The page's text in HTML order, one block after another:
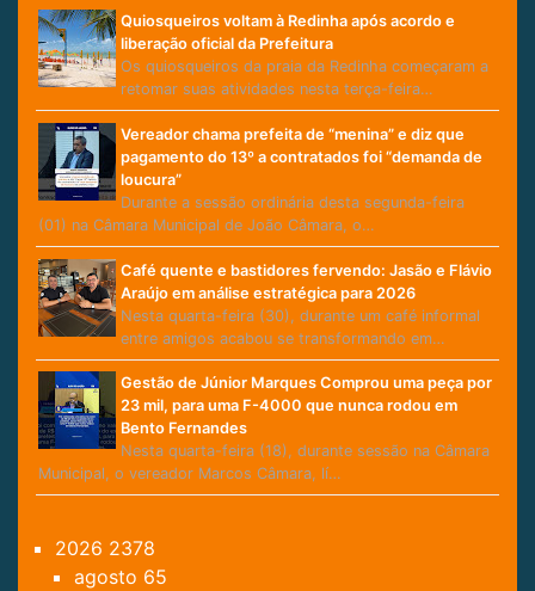
Quiosqueiros voltam à Redinha após acordo e
liberação oficial da Prefeitura
Os quiosqueiros da praia da Redinha começaram a
retomar suas atividades nesta terça-feira…
Vereador chama prefeita de “menina” e diz que
pagamento do 13º a contratados foi “demanda de
loucura”
Durante a sessão ordinária desta segunda-feira
(01) na Câmara Municipal de João Câmara, o…
Café quente e bastidores fervendo: Jasão e Flávio
Araújo em análise estratégica para 2026
Nesta quarta-feira (30), durante um café informal
entre amigos acabou se transformando em…
Gestão de Júnior Marques Comprou uma peça por
23 mil, para uma F-4000 que nunca rodou em
Bento Fernandes
Nesta quarta-feira (18), durante sessão na Câmara
Municipal, o vereador Marcos Câmara, lí…
2026 2378
agosto 65